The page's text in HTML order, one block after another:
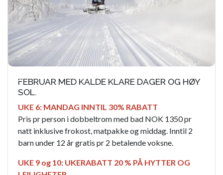
FEBRUAR MED KALDE KLARE DAGER OG HØY
SOL.
UKE 6: MANDAG INNTIL 30% RABATT
Pris pr person i dobbeltrom med bad NOK 1350 pr
natt inklusive frokost, matpakke og middag. Inntil 2
barn under 12 år gratis pr 2 betalende voksne.
UKE 9 og 10: UKERABATT 20 % PÅ HYTTER OG